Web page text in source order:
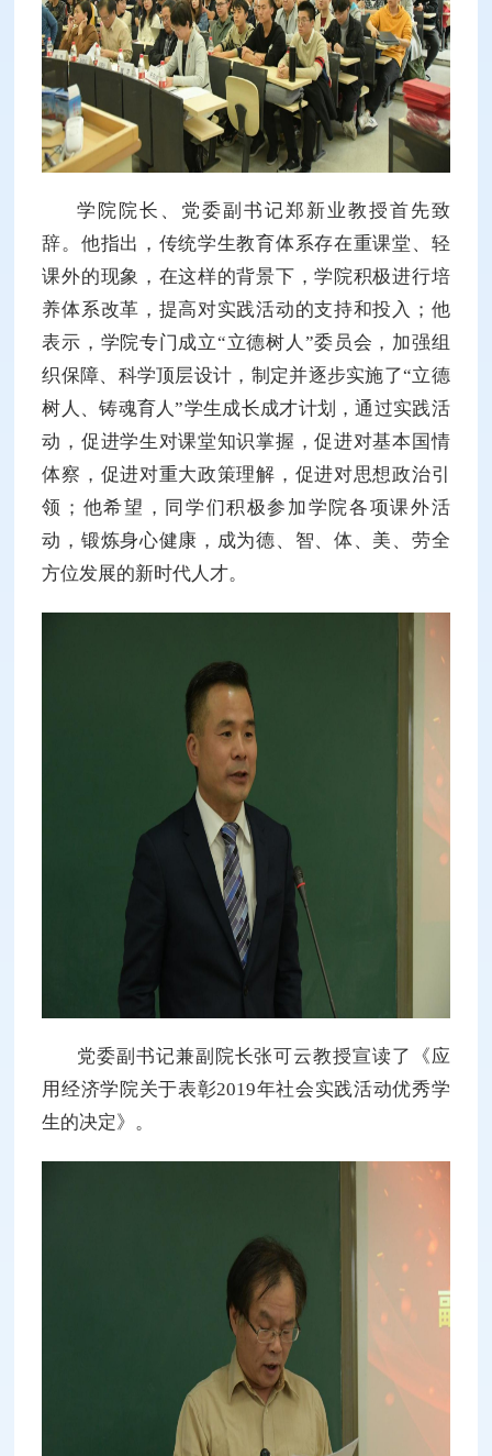
学院院长、党委副书记郑新业教授首先致
辞。他指出，传统学生教育体系存在重课堂、轻
课外的现象，在这样的背景下，学院积极进行培
养体系改革，提高对实践活动的支持和投入；他
表示，学院专门成立“立德树人”委员会，加强组
织保障、科学顶层设计，制定并逐步实施了“立德
树人、铸魂育人”学生成长成才计划，通过实践活
动，促进学生对课堂知识掌握，促进对基本国情
体察，促进对重大政策理解，促进对思想政治引
领；他希望，同学们积极参加学院各项课外活
动，锻炼身心健康，成为德、智、体、美、劳全
方位发展的新时代人才。
党委副书记兼副院长张可云教授宣读了《应
用经济学院关于表彰2019年社会实践活动优秀学
生的决定》。